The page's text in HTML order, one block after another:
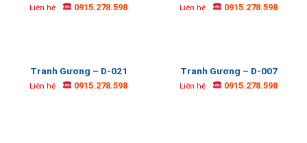
Liên hệ 0915.278.598 Liên hệ 0915.278.598
Tranh Gương – D-021
Liên hệ 0915.278.598
Tranh Gương – D-007
Liên hệ 0915.278.598